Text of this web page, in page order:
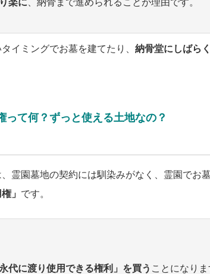
楽に 、納骨まで進められることが理由です。
イミングでお墓を建てたり、 納骨堂にしばら
って何？ずっと使える土地なの？
、霊園墓地の契約には馴染みがなく、霊園でお
」 です。
永代に渡り使用できる権利」を買う ことになり